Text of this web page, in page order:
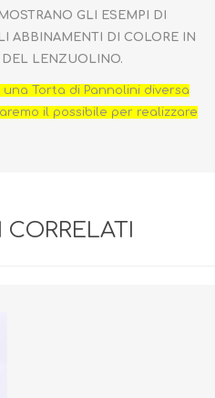
GLI ESEMPI DI
ABBINAMENTI DI COLORE IN
DEL LENZUOLINO.
Torta di Pannolini diversa
il possibile per realizzare
CORRELATI